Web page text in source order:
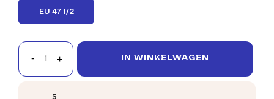
EU 47 1/2
IN WINKELWAGEN
5